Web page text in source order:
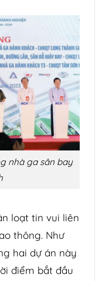
nhà ga sân bay
loạt tin vui liên
thông. Như
hai dự án này
điểm bắt đầu